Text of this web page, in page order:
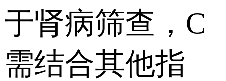
于肾病筛查，C
需结合其他指